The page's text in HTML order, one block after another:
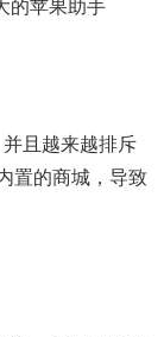
且越来越排斥
置的商城，导致